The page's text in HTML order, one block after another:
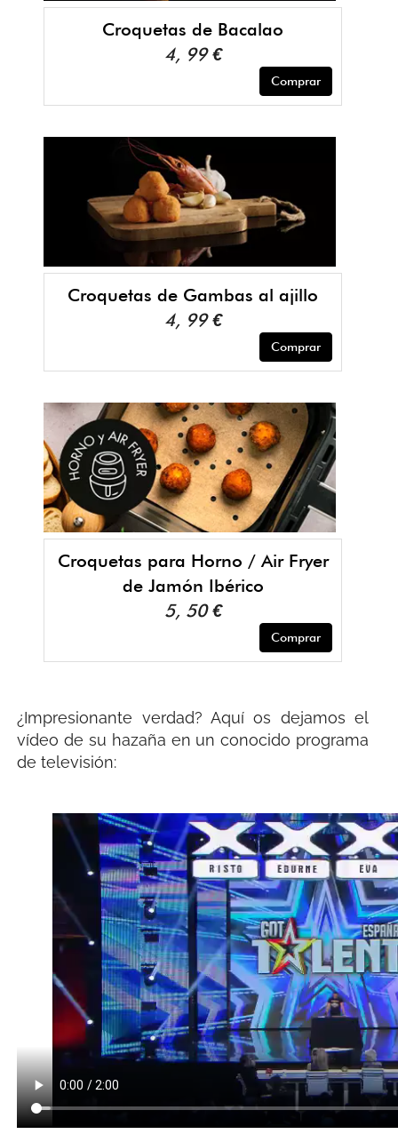
Croquetas de Bacalao
4, 99 €
Comprar
Croquetas de Gambas al ajillo
4, 99 €
Comprar
Croquetas para Horno / Air Fryer
de Jamón Ibérico
5, 50 €
Comprar
¿Impresionante verdad? Aquí os dejamos el
vídeo de su hazaña en un conocido programa
de televisión: